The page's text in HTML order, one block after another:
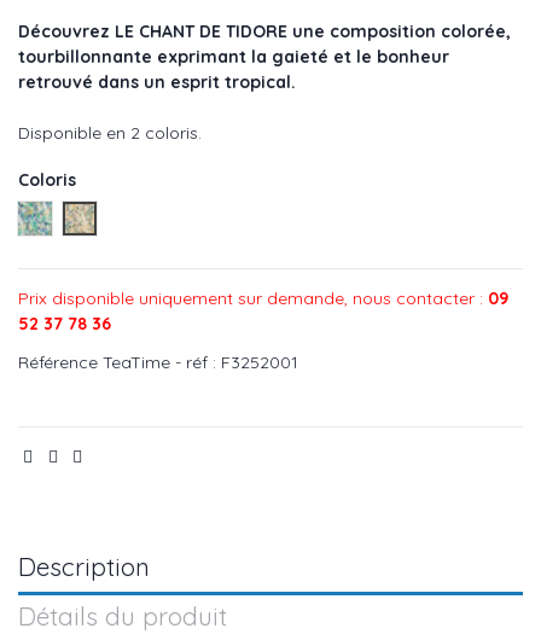
Découvrez LE CHANT DE TIDORE une composition colorée,
tourbillonnante exprimant la gaieté et le bonheur
retrouvé dans un esprit tropical.
Disponible en 2 coloris.
Coloris
Jungle - réf : F3252002
TeaTime - réf : F3252001
Prix disponible uniquement sur demande, nous contacter : 09
52 37 78 36
Référence TeaTime - réf : F3252001
Description
Détails du produit